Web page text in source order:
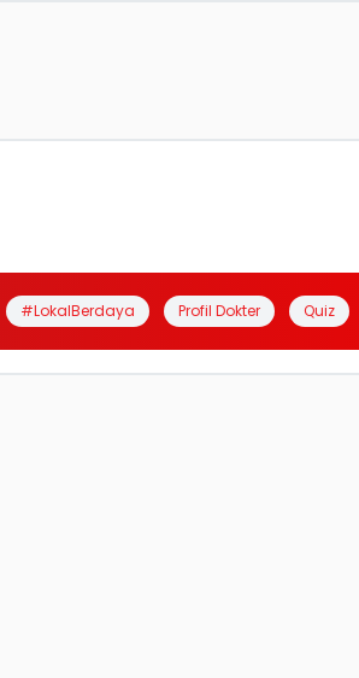
#LokalBerdaya Profil Dokter Quiz